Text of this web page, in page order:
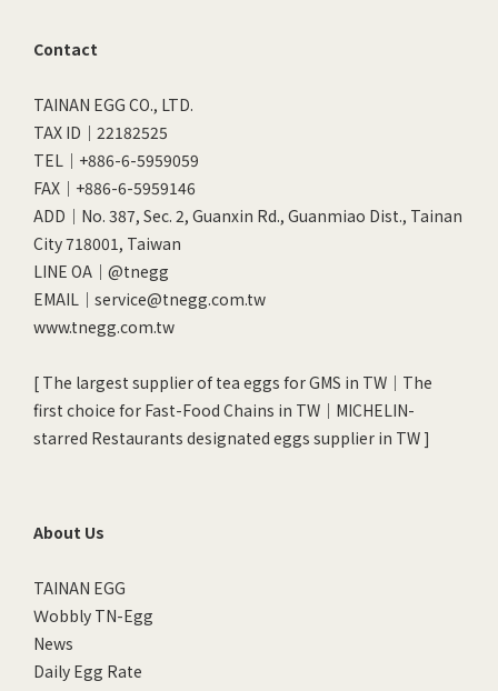
Contact
TAINAN EGG CO., LTD.
TAX ID｜22182525
TEL｜+886-6-5959059
FAX｜+886-6-5959146
ADD｜No. 387, Sec. 2, Guanxin Rd., Guanmiao Dist., Tainan
City 718001, Taiwan
LINE OA｜ @tnegg
EMAIL｜service@tnegg.com.tw
www.tnegg.com.tw
[ The largest supplier of tea eggs for GMS in TW｜The
first choice for Fast-Food Chains in TW｜MICHELIN-
starred Restaurants designated eggs supplier in TW ]
About Us
TAINAN EGG
Ｗobbly TN-Egg
News
Daily Egg Rate